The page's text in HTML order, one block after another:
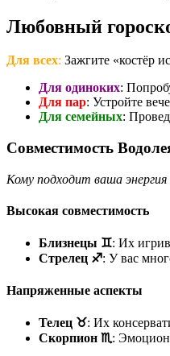
Любовный
Для всех: Зажгите «костёр
Для одиноких:
Для пар: Устройте
Для семейных:
Совместимость
Кому подходит ваша
Высокая совместимость
Близнецы ♊: Их
Стрелец ♐: У вас
Напряженные аспекты
Телец ♉: Их
Скорпион ♏: